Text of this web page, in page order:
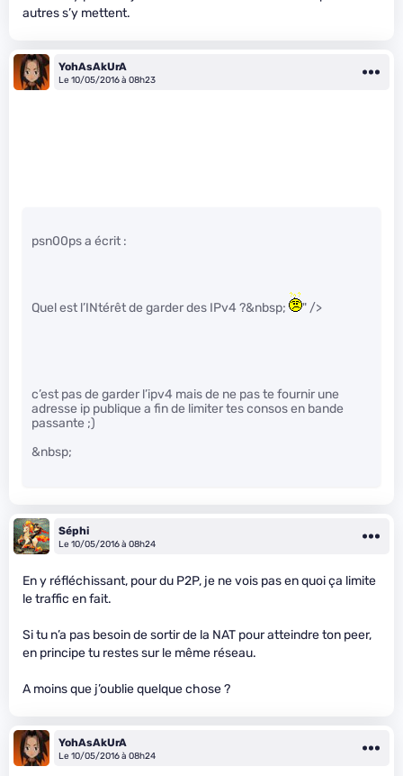
autres s’y mettent.
YohAsAkUrA
Le 10/05/2016 à 08h23
psn00ps a écrit :
Quel est l’INtérêt de garder des IPv4 ?&nbsp; " />
c’est pas de garder l’ipv4 mais de ne pas te fournir une
adresse ip publique a fin de limiter tes consos en bande
passante ;)
&nbsp;
Séphi
Le 10/05/2016 à 08h24
En y réfléchissant, pour du P2P, je ne vois pas en quoi ça limite
le traffic en fait.
Si tu n’a pas besoin de sortir de la NAT pour atteindre ton peer,
en principe tu restes sur le même réseau.
A moins que j’oublie quelque chose ?
YohAsAkUrA
Le 10/05/2016 à 08h24